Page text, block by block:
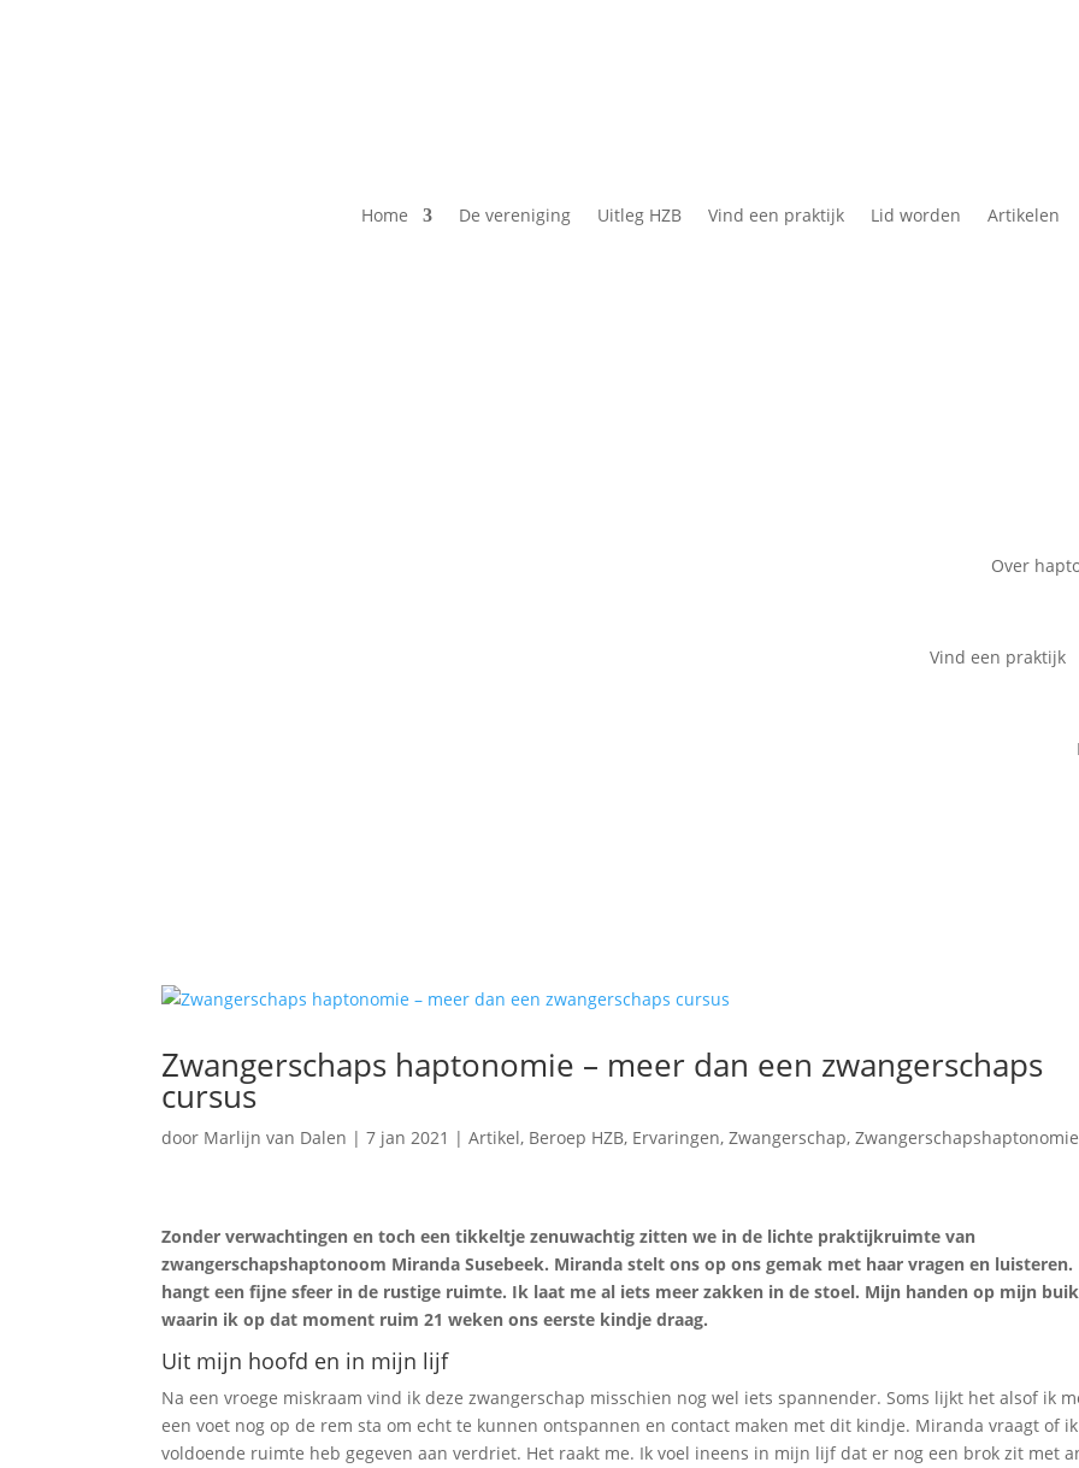
Home De vereniging Uitleg HZB Vind een praktijk Lid worden Artikelen
Over
Vind een praktijk
Zwangerschaps haptonomie – meer dan een zwangerschaps
cursus
door Marlijn van Dalen |7 jan 2021 |Artikel, Beroep HZB, Ervaringen,Zwangerschap,Zwangerschapshaptonomie
Zonder verwachtingen en toch een tikkeltje zenuwachtig zitten we in de lichte praktijkruimte van
zwangerschapshaptonoom Miranda Susebeek. Miranda stelt ons op ons gemak met haar vragen en luisteren.
hangt een fijne sfeer in de rustige ruimte. Ik laat me al iets meer zakken in de stoel. Mijn handen op mijn buik
waarin ik op dat moment ruim 21 weken ons eerste kindje draag.
Uit mijn hoofd en in mijn lijf
Na een vroege miskraam vind ik deze zwangerschap misschien nog wel iets spannender. Soms lijkt het alsof ik
een voet nog op de rem sta om echt te kunnen ontspannen en contact maken met dit kindje. Miranda vraagt of ik
voldoende ruimte heb gegeven aan verdriet. Het raakt me. Ik voel ineens in mijn lijf dat er nog een brok zit met